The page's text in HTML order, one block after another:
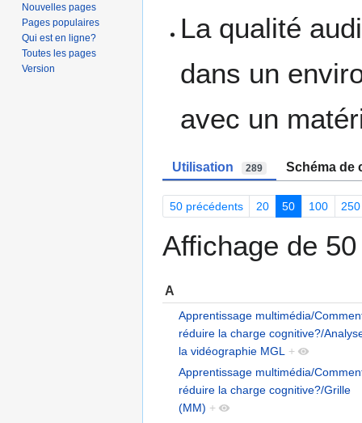
La qualité
dans un
avec un
Utilisation 289 Schéma de
50 précédents 20 50 100 250
Affichage de
A
Apprentissage multimédia/
réduire la charge cognitive?/
la vidéographie MGL +
Apprentissage multimédia/
réduire la charge cognitive?/Grille
(MM) +
Nouvelles pages
Pages populaires
Qui est en ligne?
Toutes les pages
Version